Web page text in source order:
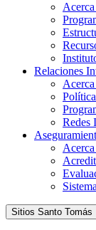
Relaciones
Redes
Sitios Santo Tomás